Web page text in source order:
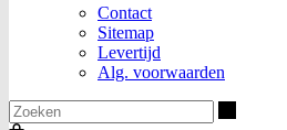
Contact
Sitemap
Levertijd
Alg. voorwaarden